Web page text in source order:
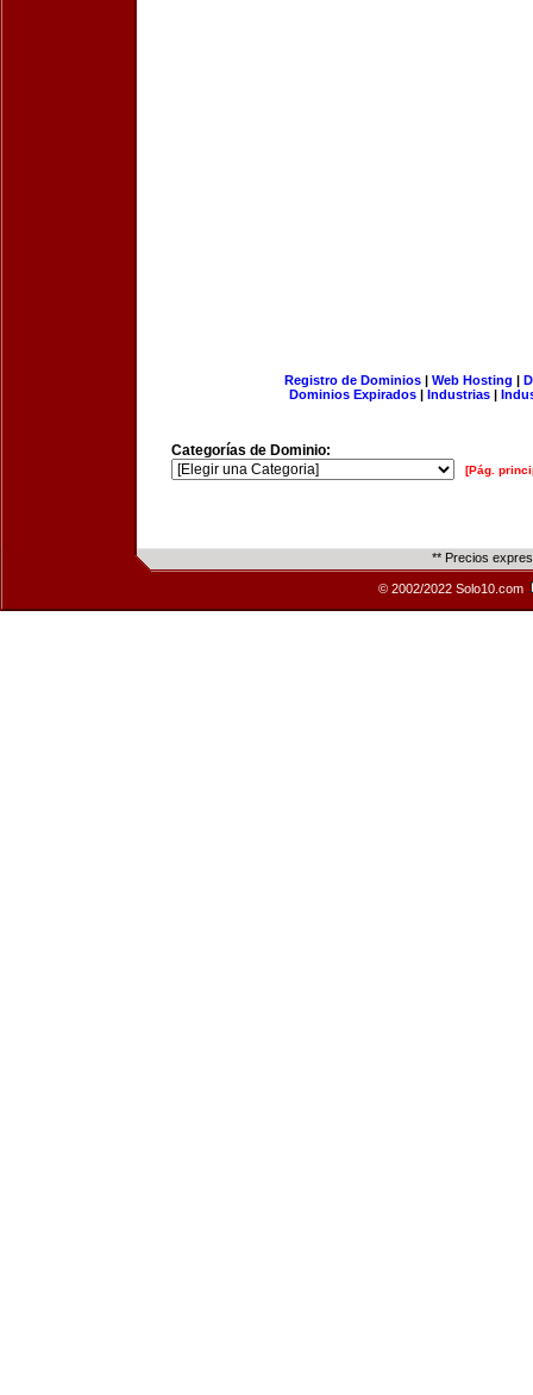
Registro de Dominios| Web Hosting |
Dominios Expirados | Industrias |
Categorías de Dominio:
[Pág.
** Precios
© 2002/2022 Solo10.com